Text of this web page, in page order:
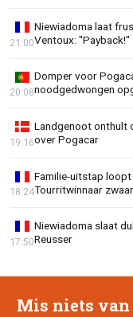
Niewiadoma laat
Ventoux: "Payback!"
21:00
Domper voor
noodgedwongen
20:08
Landgenoot onthult
over Pogacar
19:16
Familie-uitstap
Tourritwinnaar
18:24
Niewiadoma slaat
Reusser
17:50
Mis niets